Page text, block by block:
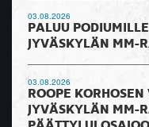
03.08.2026
PALUU
JYVÄSKYLÄN MM-
03.08.2026
ROOPE
JYVÄSKYLÄN MM-